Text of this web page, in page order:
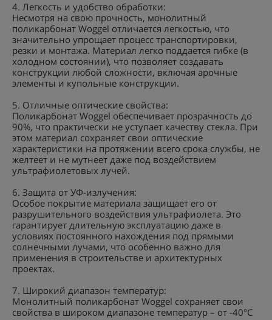
4. Легкость и удобство обработки:
Несмотря на свою прочность, монолитный
поликарбонат Woggel отличается легкостью, что
значительно упрощает процесс транспортировки,
резки и монтажа. Материал легко поддается гибке (в
холодном состоянии), что позволяет создавать
конструкции любой сложности, включая арочные
элементы и купольные конструкции.
5. Отличные оптические свойства:
Поликарбонат Woggel обеспечивает прозрачность до
90%, что практически не уступает качеству стекла. При
этом материал сохраняет свои оптические
характеристики на протяжении всего срока службы, не
желтеет и не мутнеет даже под воздействием
ультрафиолетовых лучей.
6. Защита от УФ-излучения:
Особое покрытие материала защищает его от
разрушительного воздействия ультрафиолета. Это
гарантирует длительную эксплуатацию даже в
условиях постоянного нахождения под прямыми
солнечными лучами, что особенно важно для
применения в строительстве и архитектурных
проектах.
7. Широкий диапазон температур:
Монолитный поликарбонат Woggel сохраняет свои
свойства в широком диапазоне температур – от -40°C